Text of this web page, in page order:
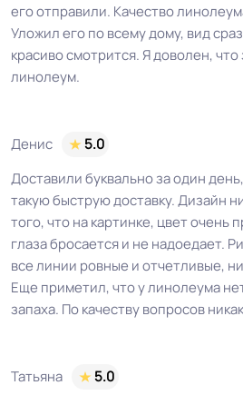
его отправили. Качество
Уложил его по всему дому, вид
красиво смотрится. Я доволен, что
линолеум.
Денис
5.0
Доставили буквально за один
такую быструю доставку. Дизайн
того, что на картинке, цвет очень
глаза бросается и не надоедает.
все линии ровные и отчетливые,
Еще приметил, что у линолеума
запаха. По качеству вопросов
Татьяна
5.0